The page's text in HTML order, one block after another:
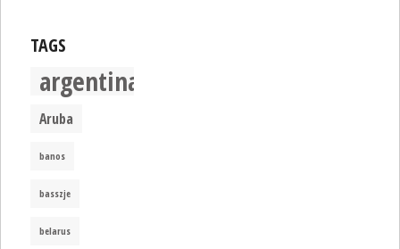
TAGS
argentina
Aruba
banos
basszje
belarus